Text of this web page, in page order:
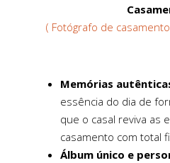
( Fotógrafo de
Memórias
essência do dia de
que o casal reviva as
casamento com total
Álbum único e